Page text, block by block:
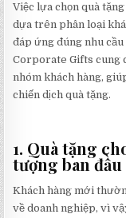
Việc lựa chọn quà
dựa trên phân loại
đáp ứng đúng nhu
Corporate Gifts cung
nhóm khách hàng,
chiến dịch quà tặng.
1. Quà tặng
tượng ban đầu
Khách hàng mới
về doanh nghiệp, vì